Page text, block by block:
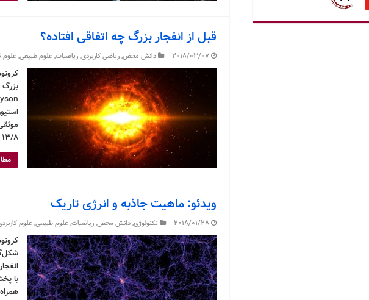
قبل از انفجار بزرگ چه اتفاقی افتاده؟
2018/03/07 دانش محض,ریاضی کاربردی,ریاضیات,علوم طبیعی,علوم
۱۳/۸ میلیارد سال پیش اتفاق …
ویدئو: ماهیت جاذبه و انرژی تاریک
2018/01/28 تکنولوژی,دانش محض,ریاضیات,علوم طبیعی,علوم
با